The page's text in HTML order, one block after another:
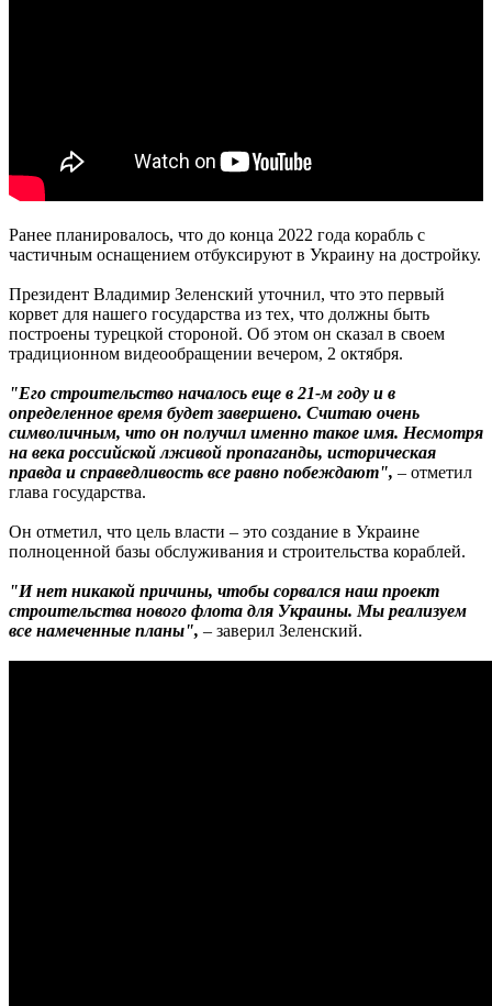
Ранее планировалось, что до конца 2022 года корабль с
частичным оснащением отбуксируют в Украину на достройку.
Президент Владимир Зеленский уточнил, что это первый
корвет для нашего государства из тех, что должны быть
построены турецкой стороной. Об этом он сказал в своем
традиционном видеообращении вечером, 2 октября.
"Его строительство началось еще в 21-м году и в
определенное время будет завершено. Считаю очень
символичным, что он получил именно такое имя. Несмотря
на века российской лживой пропаганды, историческая
правда и справедливость все равно побеждают", – отметил
глава государства.
Он отметил, что цель власти – это создание в Украине
полноценной базы обслуживания и строительства кораблей.
"И нет никакой причины, чтобы сорвался наш проект
строительства нового флота для Украины. Мы реализуем
все намеченные планы", – заверил Зеленский.